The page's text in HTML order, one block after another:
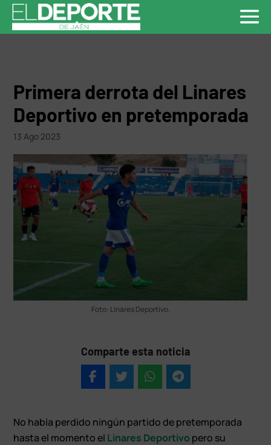
Primera derrota del Linares
Deportivo en pretemporada
13 Ago 2023
Foto: LInares Deportivo.
Comparte esta noticia
No había perdido ningún partido de pretemporada
hasta el momento el Linares Deportivo pero su